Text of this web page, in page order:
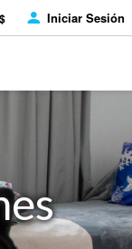
Iniciar Sesión